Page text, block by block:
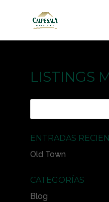
LISTINGS
ENTRADAS
Old Town
CATEGORÍAS
Blog